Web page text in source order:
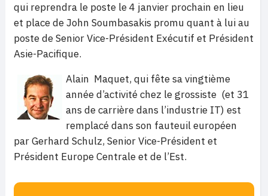
qui reprendra le poste le 4 janvier prochain en lieu
et place de John Soumbasakis promu quant à lui au
poste de Senior Vice-Président Exécutif et Président
Asie-Pacifique.
Alain Maquet, qui fête sa vingtième
année d’activité chez le grossiste (et 31
ans de carrière dans l’industrie IT) est
remplacé dans son fauteuil européen
par Gerhard Schulz, Senior Vice-Président et
Président Europe Centrale et de l’Est.